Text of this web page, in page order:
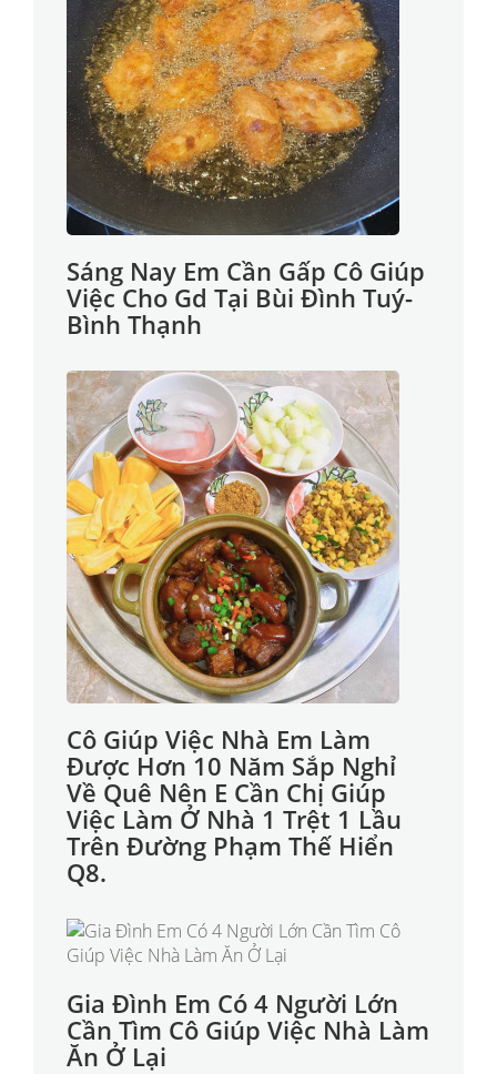
Sáng Nay Em Cần Gấp Cô Giúp
Việc Cho Gd Tại Bùi Đình Tuý-
Bình Thạnh
Cô Giúp Việc Nhà Em Làm
Được Hơn 10 Năm Sắp Nghỉ
Về Quê Nên E Cần Chị Giúp
Việc Làm Ở Nhà 1 Trệt 1 Lầu
Trên Đường Phạm Thế Hiển
Q8.
Gia Đình Em Có 4 Người Lớn
Cần Tìm Cô Giúp Việc Nhà Làm
Ăn Ở Lại